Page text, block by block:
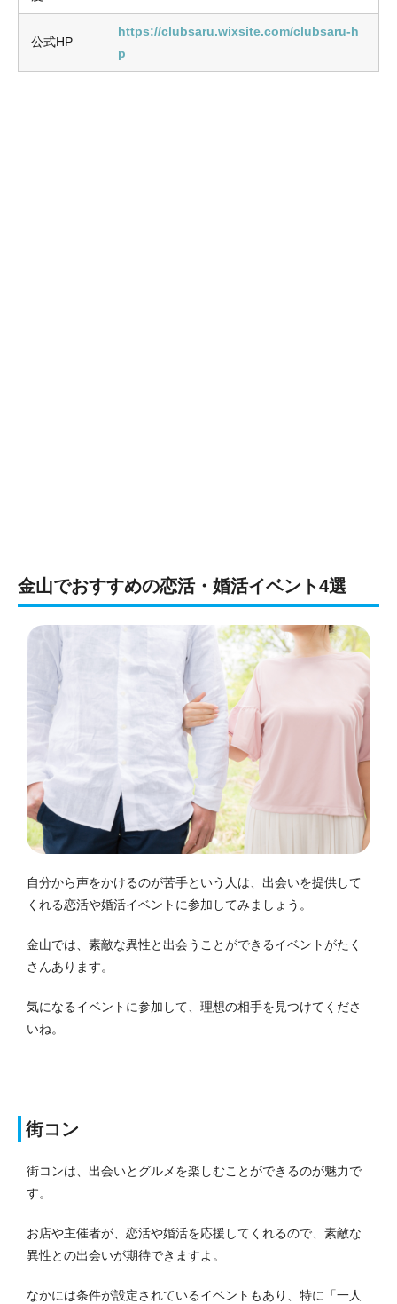
公式HP
https://clubsaru.wixsite.com/clubsaru-h
p
金山でおすすめの恋活・婚活イベント4選
自分から声をかけるのが苦手という人は、出会いを提供して
くれる恋活や婚活イベントに参加してみましょう。
金山では、素敵な異性と出会うことができるイベントがたく
さんあります。
気になるイベントに参加して、理想の相手を見つけてくださ
いね。
街コン
街コンは、出会いとグルメを楽しむことができるのが魅力で
す。
お店や主催者が、恋活や婚活を応援してくれるので、素敵な
異性との出会いが期待できますよ。
なかには条件が設定されているイベントもあり、特に「一人